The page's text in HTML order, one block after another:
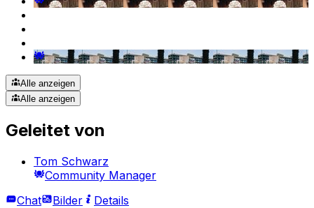
Alle anzeigen
Alle anzeigen
Geleitet von
Tom Schwarz
Community Manager
Chat
Bilder
Details